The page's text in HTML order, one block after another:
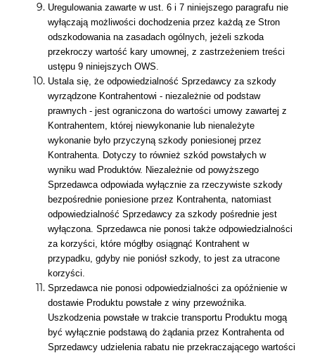
Uregulowania zawarte w ust. 6 i 7 niniejszego paragrafu nie
wyłączają możliwości dochodzenia przez każdą ze Stron
odszkodowania na zasadach ogólnych, jeżeli szkoda
przekroczy wartość kary umownej, z zastrzeżeniem treści
ustępu 9 niniejszych OWS.
Ustala się, że odpowiedzialność Sprzedawcy za szkody
wyrządzone Kontrahentowi - niezależnie od podstaw
prawnych - jest ograniczona do wartości umowy zawartej z
Kontrahentem, której niewykonanie lub nienależyte
wykonanie było przyczyną szkody poniesionej przez
Kontrahenta. Dotyczy to również szkód powstałych w
wyniku wad Produktów. Niezależnie od powyższego
Sprzedawca odpowiada wyłącznie za rzeczywiste szkody
bezpośrednie poniesione przez Kontrahenta, natomiast
odpowiedzialność Sprzedawcy za szkody pośrednie jest
wyłączona. Sprzedawca nie ponosi także odpowiedzialności
za korzyści, które mógłby osiągnąć Kontrahent w
przypadku, gdyby nie poniósł szkody, to jest za utracone
korzyści.
Sprzedawca nie ponosi odpowiedzialności za opóźnienie w
dostawie Produktu powstałe z winy przewoźnika.
Uszkodzenia powstałe w trakcie transportu Produktu mogą
być wyłącznie podstawą do żądania przez Kontrahenta od
Sprzedawcy udzielenia rabatu nie przekraczającego wartości